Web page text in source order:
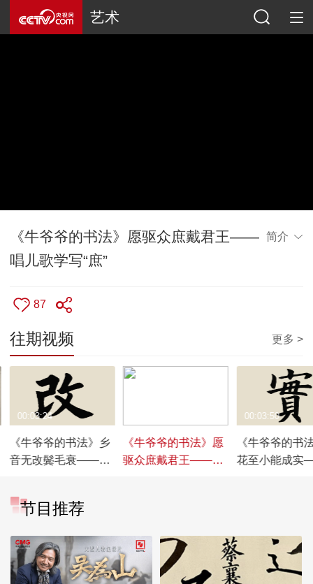
艺术
《牛爷爷的书法》愿驱众庶戴君王——
唱儿歌学写“庶”
简介
87
往期视频 更多 >
《牛爷爷的书法》乡
音无改鬓毛衰——唱
00:03:24
《牛爷爷的书法》愿
驱众庶戴君王——唱
《牛爷爷的书
花至小能成
00:03:50
节目推荐